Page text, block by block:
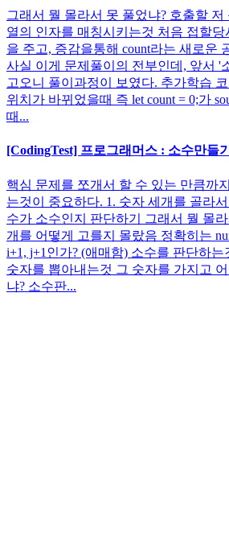
그래서 뭘 몰라서 못 풀었냐? 호출할 저
열의 인자를 매칭시키는것 처음 접할
을 주고, 증감을통해 count라는 새로운
사실 이게 문제풀이의 전부인데, 앞서 '
고오니 풀이과정이 보였다. 추가학습
위치가 바뀌었을때 즉 let count = 0;가
때...
[CodingTest] 프로그래머스 : 소수만들기
핵심 문제를 쪼개서 할 수 있는 만큼까
는것이 중요하다. 1. 숫자 세개를 골라
수가 소수인지 판단하기 그래서 뭘 몰
개를 어떻게 고를지 몰랐음 정확히는
i+1, j+1인가? (애매함) 소수를 판단하
숫자를 뽑아내는것 그 숫자를 가지고
냐? 소수판...